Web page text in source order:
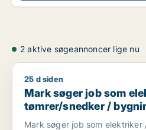
2 aktive søgeannoncer lige nu
Mark søger job som
25 d siden
Mark søger job som
tømrer/snedker /
lagermedarbejder /
Mark søger job som